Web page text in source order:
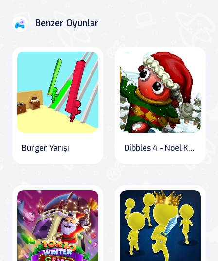
Benzer Oyunlar
Burger Yarışı Dibbles 4 - Noel Krizi